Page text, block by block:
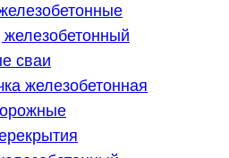
сваи
железобетонная